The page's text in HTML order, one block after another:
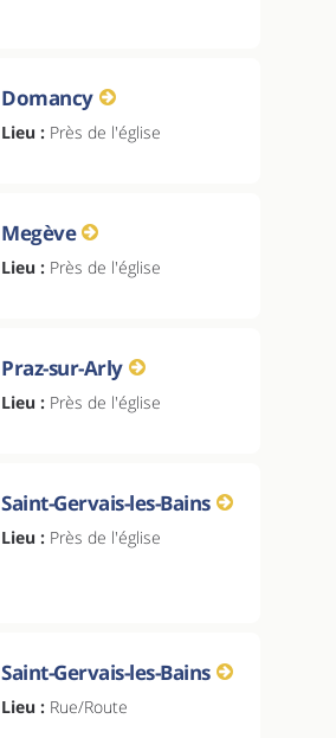
Domancy
Lieu : Près de l'église
Megève
Lieu : Près de l'église
Praz-sur-Arly
Lieu : Près de l'église
Saint-Gervais-les-Bains
Lieu : Près de l'église
Saint-Gervais-les-Bains
Lieu : Rue/Route